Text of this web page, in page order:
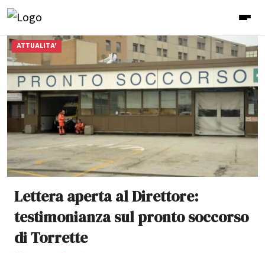
ATTUALITA'
Lettera aperta al Direttore:
testimonianza sul pronto soccorso
di Torrette